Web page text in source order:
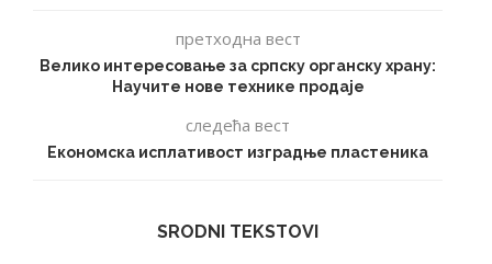
претходна вест
Велико интересовање за српску органску храну:
Научите нове технике продаје
следећа вест
Економска исплативост изградње пластеника
SRODNI TEKSTOVI